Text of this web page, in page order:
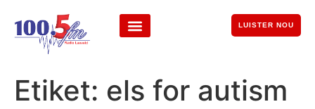
LUISTER NOU
Etiket: els for autism